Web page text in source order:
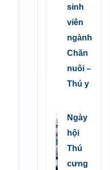
sinh
viên
ngành
Chăn
nuôi –
Thú y
Ngày
hội
Thú
cưng